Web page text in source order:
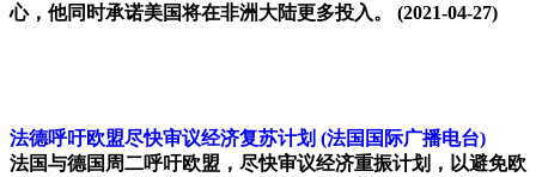
心，他同时承诺美国将在非洲大陆更多投入。 (2021-04-27)
法德呼吁欧盟尽快审议经济复苏计划 (法国国际广播电台)
法国与德国周二呼吁欧盟，尽快审议经济重振计划，以避免欧